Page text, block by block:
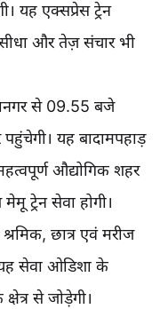
यह एक्सप्रेस ट्रेन
और तेज़ संचार भी
से 09.55 बजे
यह बादामपहाड़
औद्योगिक शहर
ट्रेन सेवा होगी।
छात्र एवं मरीज
सेवा ओडिशा के
से जोड़ेगी।